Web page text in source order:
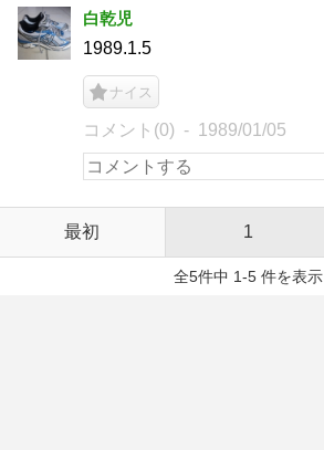
白乾児
1989.1.5
ナイス
コメント(0) 1989/01/05
最初 1
全5件中 1-5 件を表示